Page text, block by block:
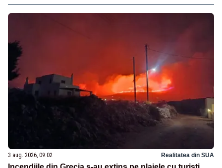
3 aug. 2026, 09:02 Realitatea din SUA